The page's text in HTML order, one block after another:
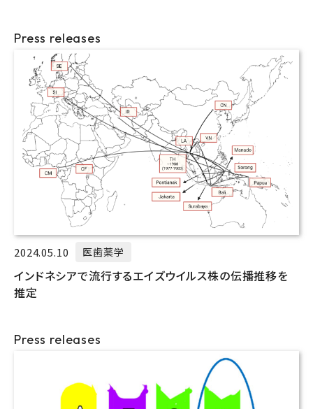
Press releases
2024.05.10 医歯薬学
インドネシアで流行するエイズウイルス株の伝播推移を
推定
Press releases